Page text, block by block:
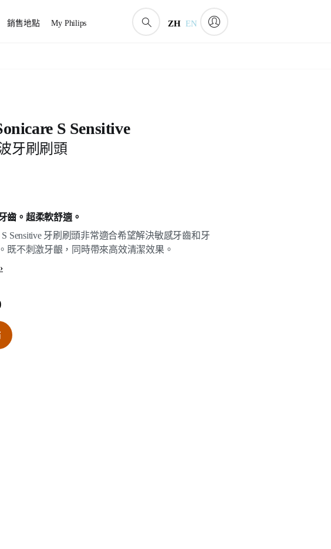
銷售地點 My Philips ZH EN
S Sensitive
牙刷刷頭
齒。超柔軟舒適。
S Sensitive 牙刷刷頭非常適合希望解決敏感牙齒和牙
既不刺激牙齦，同時帶來高效清潔效果。